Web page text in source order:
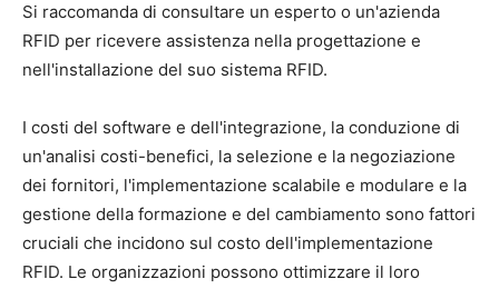
Si raccomanda di consultare un esperto o un'azienda
RFID per ricevere assistenza nella progettazione e
nell'installazione del suo sistema RFID.
I costi del software e dell'integrazione, la conduzione di
un'analisi costi-benefici, la selezione e la negoziazione
dei fornitori, l'implementazione scalabile e modulare e la
gestione della formazione e del cambiamento sono fattori
cruciali che incidono sul costo dell'implementazione
RFID. Le organizzazioni possono ottimizzare il loro